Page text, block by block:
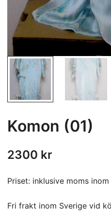
Komon (01)
2300 kr
Priset: inklusive moms inom
Fri frakt inom Sverige vid